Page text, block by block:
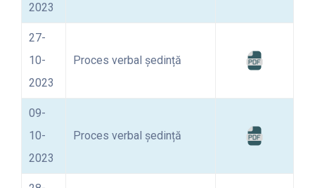
2023
27-
10-
2023
Proces verbal ședință
09-
10-
2023
Proces verbal ședință